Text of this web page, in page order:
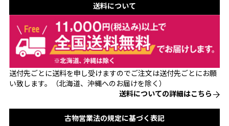
送料について
送付先ごとに送料を申し受けますのでご注文は送付先ごとにお願
い致します。（北海道、沖縄へのお届けを除く）
送料についての詳細はこちら
古物営業法の規定に基づく表記